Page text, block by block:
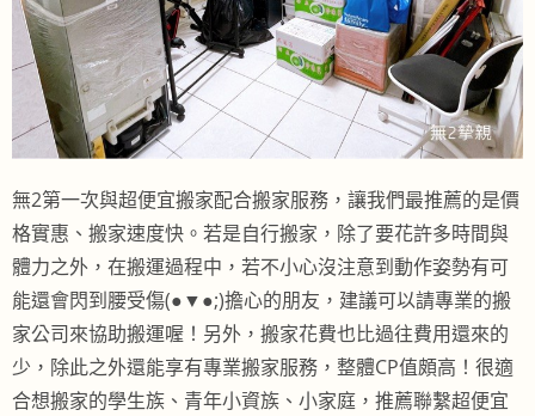
無2第一次與超便宜搬家配合搬家服務，讓我們最推薦的是價
格實惠、搬家速度快。若是自行搬家，除了要花許多時間與
體力之外，在搬運過程中，若不小心沒注意到動作姿勢有可
能還會閃到腰受傷(●▼●;)擔心的朋友，建議可以請專業的搬
家公司來協助搬運喔！另外，搬家花費也比過往費用還來的
少，除此之外還能享有專業搬家服務，整體CP值頗高！很適
合想搬家的學生族、青年小資族、小家庭，推薦聯繫超便宜